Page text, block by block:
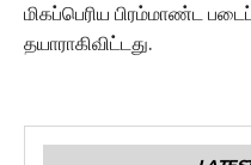
மிகப்பெரிய பிரம்மாண்ட
தயாராகிவிட்டது.